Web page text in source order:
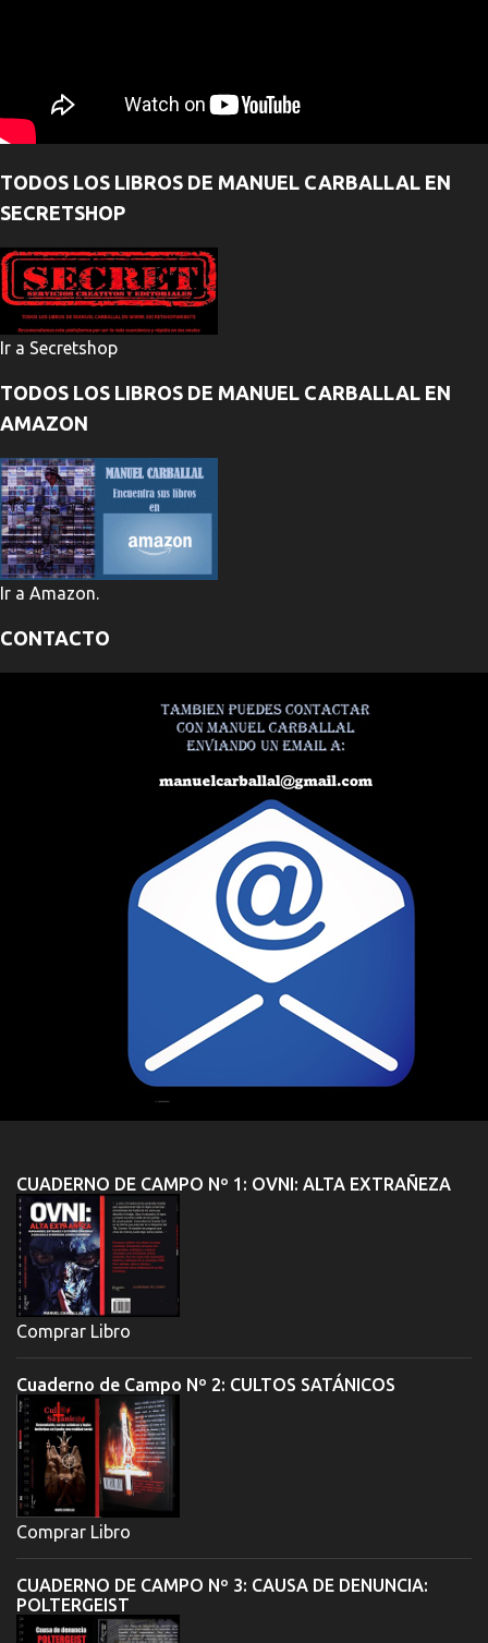
TODOS LOS LIBROS DE MANUEL CARBALLAL EN
SECRETSHOP
Ir a Secretshop
TODOS LOS LIBROS DE MANUEL CARBALLAL EN
AMAZON
Ir a Amazon.
CONTACTO
CUADERNO DE CAMPO Nº 1: OVNI: ALTA EXTRAÑEZA
Comprar Libro
Cuaderno de Campo Nº 2: CULTOS SATÁNICOS
Comprar Libro
CUADERNO DE CAMPO Nº 3: CAUSA DE DENUNCIA:
POLTERGEIST